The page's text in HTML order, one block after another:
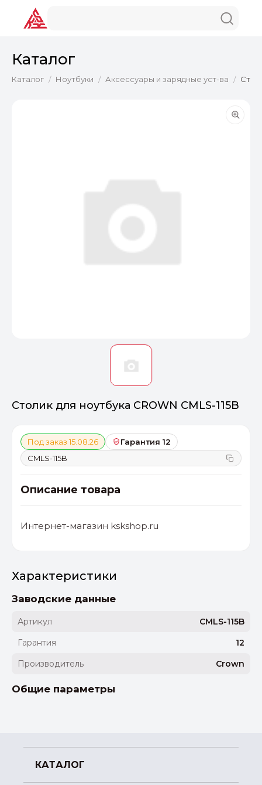
Каталог
Каталог / Ноутбуки / Аксессуары и зарядные уст-ва /
Столик для ноутбука CROWN CMLS-115B
Под заказ 15.08.26
Гарантия 12
CMLS-115B
Описание товара
Интернет-магазин kskshop.ru
Характеристики
Заводские данные
Артикул
CMLS-115B
Гарантия
12
Производитель
Crown
Общие параметры
КАТАЛОГ